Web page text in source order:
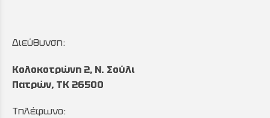
Διεύθυνση:
Κολοκοτρώνη 2, Ν. Σούλι
Πατρών, TK 26500
Τηλέφωνο: